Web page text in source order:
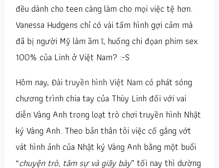
đều dành cho teen càng làm cho mọi việc tệ hơn.
Vanessa Hudgens chỉ có vài tấm hình gợi cảm mà
đã bị người Mỹ làm ầm ĩ, huống chi đọan phim sex
100% của Linh ở Việt Nam? :-S
Hôm nay, Đài truyền hình Việt Nam có phát sóng
chương trình chia tay của Thùy Linh đối với vai
diễn Vàng Anh trong loạt trò chơi truyền hình Nhật
ký Vàng Anh. Theo bản thân tôi việc cố gắng vớt
vát hình ảnh của Nhật ký Vàng Anh bằng một buổi
“chuyện trò, tâm sự và giãy bày” tối nay thì dường